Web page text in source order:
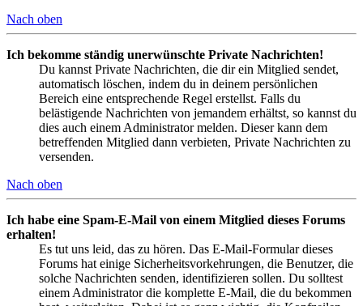
Nach oben
Ich bekomme ständig unerwünschte Private Nachrichten!
Du kannst Private Nachrichten, die dir ein Mitglied sendet,
automatisch löschen, indem du in deinem persönlichen
Bereich eine entsprechende Regel erstellst. Falls du
belästigende Nachrichten von jemandem erhältst, so kannst du
dies auch einem Administrator melden. Dieser kann dem
betreffenden Mitglied dann verbieten, Private Nachrichten zu
versenden.
Nach oben
Ich habe eine Spam-E-Mail von einem Mitglied dieses Forums
erhalten!
Es tut uns leid, das zu hören. Das E-Mail-Formular dieses
Forums hat einige Sicherheitsvorkehrungen, die Benutzer, die
solche Nachrichten senden, identifizieren sollen. Du solltest
einem Administrator die komplette E-Mail, die du bekommen